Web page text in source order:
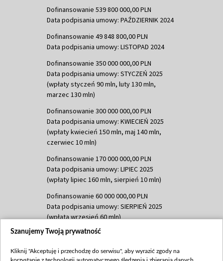
Dofinansowanie 539 800 000,00 PLN
Data podpisania umowy: PAŹDZIERNIK 2024
Dofinansowanie 49 848 800,00 PLN
Data podpisania umowy: LISTOPAD 2024
Dofinansowanie 350 000 000,00 PLN
Data podpisania umowy: STYCZEŃ 2025
(wpłaty styczeń 90 mln, luty 130 mln,
marzec 130 mln)
Dofinansowanie 300 000 000,00 PLN
Data podpisania umowy: KWIECIEŃ 2025
(wpłaty kwiecień 150 mln, maj 140 mln,
czerwiec 10 mln)
Dofinansowanie 170 000 000,00 PLN
Data podpisania umowy: LIPIEC 2025
(wpłaty lipiec 160 mln, sierpień 10 mln)
Dofinansowanie 60 000 000,00 PLN
Data podpisania umowy: SIERPIEŃ 2025
(wpłata wrzesień 60 mln)
Dofinansowanie 635 783 051,21 PLN
(wpłata wrzesień 100 mln, październik 350
Szanujemy Twoją prywatność
Kliknij "Akceptuję i przechodzę do serwisu", aby wyrazić zgody na